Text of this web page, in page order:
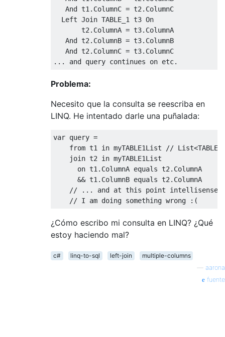
And t1 . ColumnC = t2 . ColumnC
Left Join TABLE_1 t3 On
       t2
. ColumnA = t3. ColumnA
And t2 . ColumnB = t3. ColumnB
And t2 . ColumnC = t3. ColumnC
...
and query continues on etc.
Problema:
Necesito que la consulta se reescriba en
LINQ. He intentado darle una puñalada:
var query =
from t1 in myTABLE1List
//
join t2 in myTABLE1List
      on t1
. ColumnA equals t2 . ColumnA
&& t1 . ColumnB equals t2 . ColumnA
// ... and at this point intellisense
// I am doing something wrong :(
¿Cómo escribo mi consulta en LINQ? ¿Qué
estoy haciendo mal?
c# linq-to-sql left-join
multiple-columns
aarona
fuente